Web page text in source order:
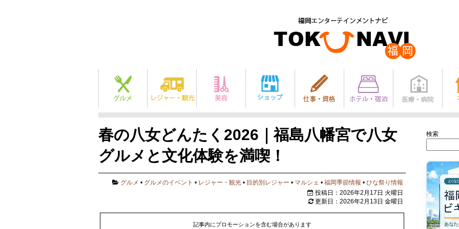
春の八女どんたく2026｜福島八幡宮で八女
グルメと文化体験を満喫！
グルメ • グルメのイベント • レジャー・観光 • 目的別レジャー • マルシェ • 福岡季節情報 • ひな祭り情報
投稿日：2026年2月17日 火曜日
更新日：2026年2月13日 金曜日
記事内にプロモーションを含む場合があります
検索